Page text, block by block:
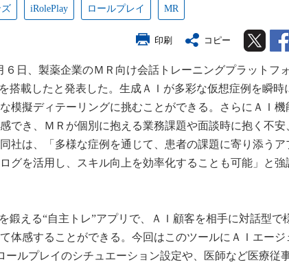
iRolePlay ロールプレイ MR
印刷 コピー Twitter
日、製薬企業のＭＲ向け会話トレーニングプラットフ
搭載したと発表した。生成ＡＩが多彩な仮想症例を瞬時
模擬ディテーリングに挑むことができる。さらにＡＩ機
でき、ＭＲが個別に抱える業務課題や面談時に抱く不安
社は、「多様な症例を通じて、患者の課題に寄り添うア
グを活用し、スキル向上を効率化することも可能」と強
鍛える“自主トレ”アプリで、ＡＩ顧客を相手に対話型で
体感することができる。今回はこのツールにＡＩエージ
ルプレイのシチュエーション設定や、医師など医療従